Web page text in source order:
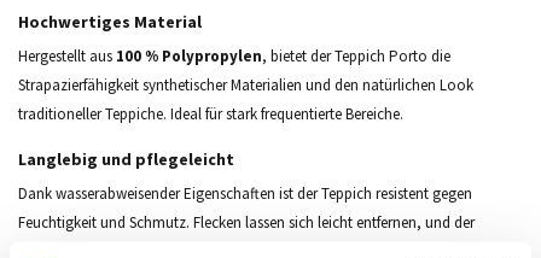
Hochwertiges Material
Hergestellt aus 100 % Polypropylen, bietet der Teppich Porto die
Strapazierfähigkeit synthetischer Materialien und den natürlichen Look
traditioneller Teppiche. Ideal für stark frequentierte Bereiche.
Langlebig und pflegeleicht
Dank wasserabweisender Eigenschaften ist der Teppich resistent gegen
Feuchtigkeit und Schmutz. Flecken lassen sich leicht entfernen, und der